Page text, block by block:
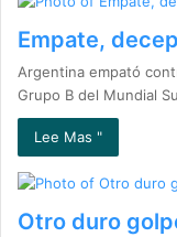
Empate,
Argentina empató
Grupo B del Mundial
Lee Mas "
Otro duro